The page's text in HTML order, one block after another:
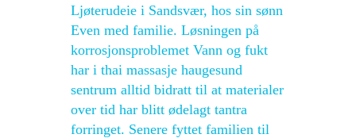
Ljøterudeie i Sandsvær, hos sin sønn
Even med familie. Løsningen på
korrosjonsproblemet Vann og fukt
har i thai massasje haugesund
sentrum alltid bidratt til at materialer
over tid har blitt ødelagt tantra
forringet. Senere fyttet familien til